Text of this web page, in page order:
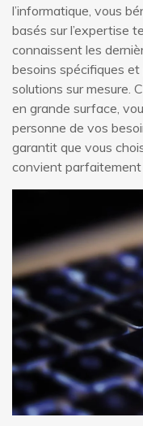
l’informatique, vous
basés sur l’expertise
connaissent les
besoins spécifiques
solutions sur mesure.
en grande surface,
personne de vos
garantit que vous
convient parfaitement